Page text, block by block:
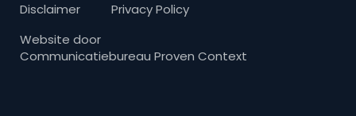
Disclaimer
Privacy Policy
Website door
Communicatiebureau Proven Context